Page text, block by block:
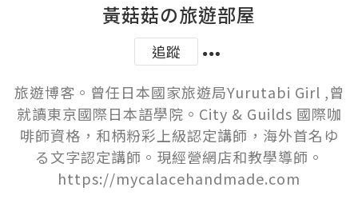
黃菇菇の旅遊部屋
追蹤
旅遊博客。曾任日本國家旅遊局Yurutabi Girl ,曾
就讀東京國際日本語學院。City & Guilds 國際咖
啡師資格，和柄粉彩上級認定講師，海外首名ゆ
る文字認定講師。現經營網店和教學導師。